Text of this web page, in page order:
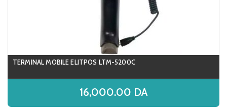
TERMINAL MOBILE ELITPOS LTM-5200C
16,000.00 DA